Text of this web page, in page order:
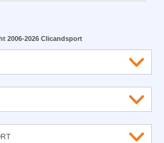
2006-2026 Clicandsport